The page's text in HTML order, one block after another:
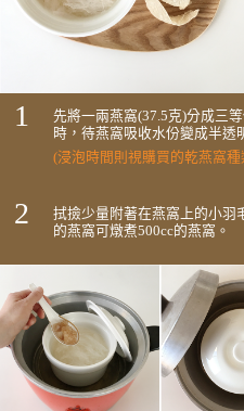
1
先將一兩燕窩(37.5克)分成三
時，待燕窩吸收水份變成半透
(浸泡時間則視購買的乾燕窩種
2
拭撿少量附著在燕窩上的小羽
的燕窩可燉煮500cc的燕窩。